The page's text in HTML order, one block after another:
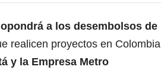
a los desembolsos de
realicen proyectos en Colombia
y la Empresa Metro